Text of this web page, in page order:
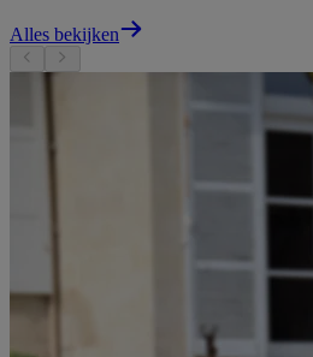
Alles bekijken